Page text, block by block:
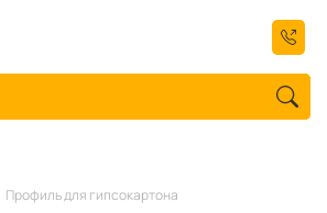
Профиль для гипсокартона